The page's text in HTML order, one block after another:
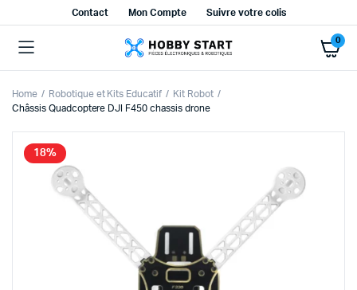
Contact Mon Compte Suivre votre colis
0
Home Robotique et Kits Educatif
Kit Robot
Châssis Quadcoptere DJI F450 chassis drone
18%